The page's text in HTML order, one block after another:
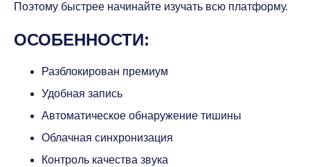
Поэтому быстрее начинайте изучать всю платформу.
ОСОБЕННОСТИ:
Разблокирован премиум
Удобная запись
Автоматическое обнаружение тишины
Облачная синхронизация
Контроль качества звука